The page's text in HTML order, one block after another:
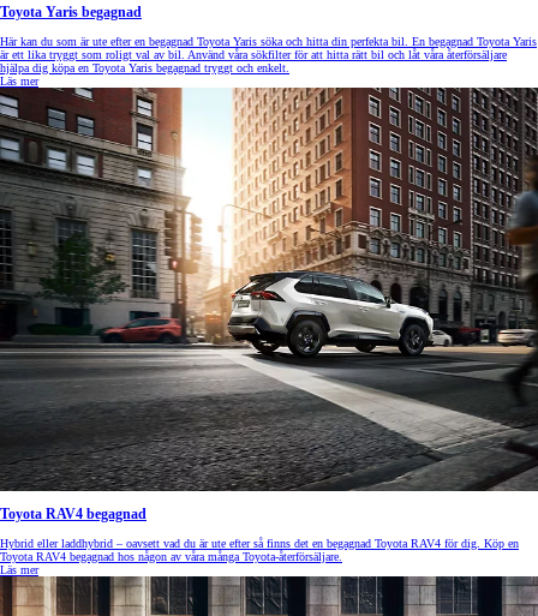
Toyota Yaris begagnad
Här kan du som är ute efter en begagnad Toyota Yaris söka och hitta din perfekta bil. En begagnad Toyota Yaris
är ett lika tryggt som roligt val av bil. Använd våra sökfilter för att hitta rätt bil och låt våra återförsäljare
hjälpa dig köpa en Toyota Yaris begagnad tryggt och enkelt.
Läs mer
Toyota RAV4 begagnad
Hybrid eller laddhybrid – oavsett vad du är ute efter så finns det en begagnad Toyota RAV4 för dig. Köp en
Toyota RAV4 begagnad hos någon av våra många Toyota-återförsäljare.
Läs mer